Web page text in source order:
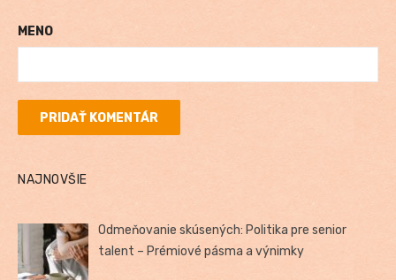
MENO
NAJNOVŠIE
Odmeňovanie skúsených: Politika pre senior
talent – Prémiové pásma a výnimky